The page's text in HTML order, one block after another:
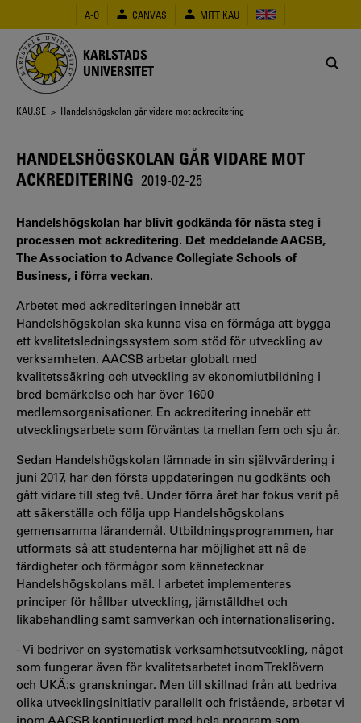
huvudinnehåll
A-Ö CANVAS MITT KAU
KARLSTADS
UNIVERSITET
Länkstig
KAU.SE > Handelshögskolan går vidare mot ackreditering
HANDELSHÖGSKOLAN GÅR VIDARE MOT
ACKREDITERING 2019-02-25
Handelshögskolan har blivit godkända för nästa steg i
processen mot ackreditering. Det meddelande AACSB,
The Association to Advance Collegiate Schools of
Business, i förra veckan.
Arbetet med ackrediteringen innebär att
Handelshögskolan ska kunna visa en förmåga att bygga
ett kvalitetsledningssystem som stöd för utveckling av
verksamheten. AACSB arbetar globalt med
kvalitetssäkring och utveckling av ekonomiutbildning i
bred bemärkelse och har över 1600
medlemsorganisationer. En ackreditering innebär ett
utvecklingsarbete som förväntas ta mellan fem och sju år.
Sedan Handelshögskolan lämnade in sin självvärdering i
juni 2017, har den första uppdateringen nu godkänts och
gått vidare till steg två. Under förra året har fokus varit på
att säkerställa och följa upp Handelshögskolans
gemensamma lärandemål. Utbildningsprogrammen, har
utformats så att studenterna har möjlighet att nå de
färdigheter och förmågor som kännetecknar
Handelshögskolans mål. I arbetet implementeras
principer för hållbar utveckling, jämställdhet och
likabehandling samt samverkan och internationalisering.
- Vi bedriver en systematisk verksamhetsutveckling, något
som fungerar även för kvalitetsarbetet inom Treklövern
och UKÄ:s granskningar. Men till skillnad från att bedriva
olika utvecklingsinitiativ parallellt och fristående, arbetar vi
inom AACSB kontinuerligt med hela program som